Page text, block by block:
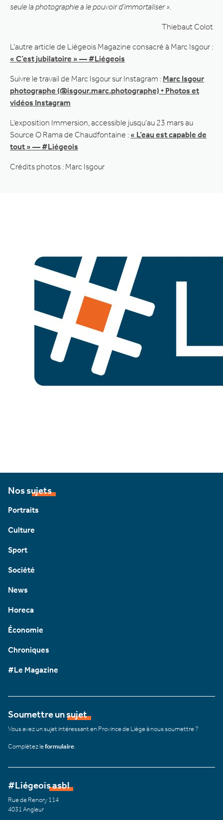
seule la photographie a le pouvoir d’immortaliser »
Thiebaut Colot
L’autre article de Liégeois Magazine consacré à Marc Isgour :
« C’est jubilatoire » — #Liégeois
Suivre le travail de Marc Isgour sur Instagram : Marc Isgour
photographe (@isgour.marc.photographe) • Photos et
vidéos Instagram
L’exposition Immersion, accessible jusqu’au 23 mars au
Source O Rama de Chaudfontaine : « L’eau est capable de
tout » — #Liégeois
Crédits photos : Marc Isgour
Nos sujets
Portraits
Culture
Sport
Société
News
Horeca
Économie
Chroniques
#Le Magazine
Soumettre un sujet
Vous avez un sujet intéressant en Province de Liège à nous soumettre ?
Complétez leformulaire
#Liégeois asbl
Rue de Renory 114
4031 Angleur